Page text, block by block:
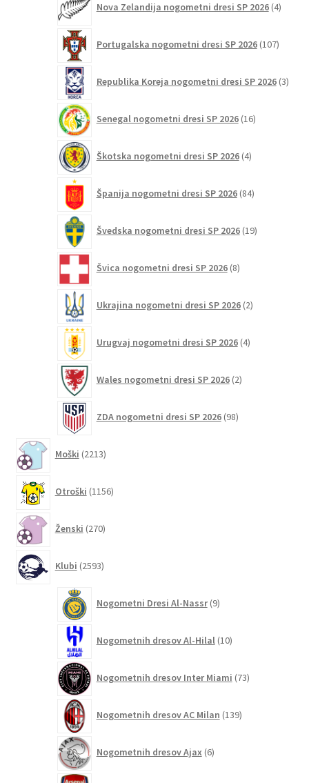
Nova Zelandija nogometni dresi SP 2026 4izdelki
Portugalska nogometni dresi SP 2026 107
Republika Koreja nogometni dresi SP 2026 3
Senegal nogometni dresi SP 2026 16izdelkov
Škotska nogometni dresi SP 2026 4izdelki
Španija nogometni dresi SP 2026 84izdelkov
Švedska nogometni dresi SP 2026 19izdelkov
Švica nogometni dresi SP 2026 8izdelkov
Ukrajina nogometni dresi SP 2026 2izdelka
Urugvaj nogometni dresi SP 2026 4izdelki
Wales nogometni dresi SP 2026 2izdelka
ZDA nogometni dresi SP 2026 98izdelkov
Moški 2213izdelkov
Otroški 1156izdelkov
Ženski 270izdelkov
Klubi 2593izdelkov
Nogometni Dresi Al-Nassr 9izdelkov
Nogometnih dresov Al-Hilal 10izdelkov
Nogometnih dresov Inter Miami 73izdelkov
Nogometnih dresov AC Milan 139izdelkov
Nogometnih dresov Ajax 6izdelkov